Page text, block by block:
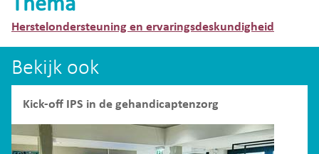
Thema
Herstelondersteuning en ervaringsdeskundigheid
Bekijk ook
Kick-off IPS in de gehandicaptenzorg